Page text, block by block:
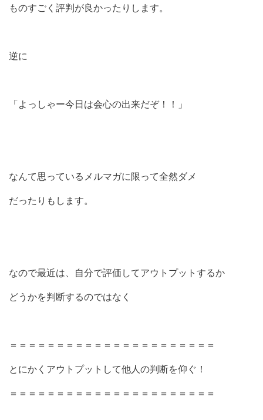
ものすごく評判が良かったりします。
逆に
「よっしゃー今日は会心の出来だぞ！！」
なんて思っているメルマガに限って全然ダメ
だったりもします。
なので最近は、自分で評価してアウトプットするか
どうかを判断するのではなく
＝＝＝＝＝＝＝＝＝＝＝＝＝＝＝＝＝＝＝＝＝＝
とにかくアウトプットして他人の判断を仰ぐ！
＝＝＝＝＝＝＝＝＝＝＝＝＝＝＝＝＝＝＝＝＝＝